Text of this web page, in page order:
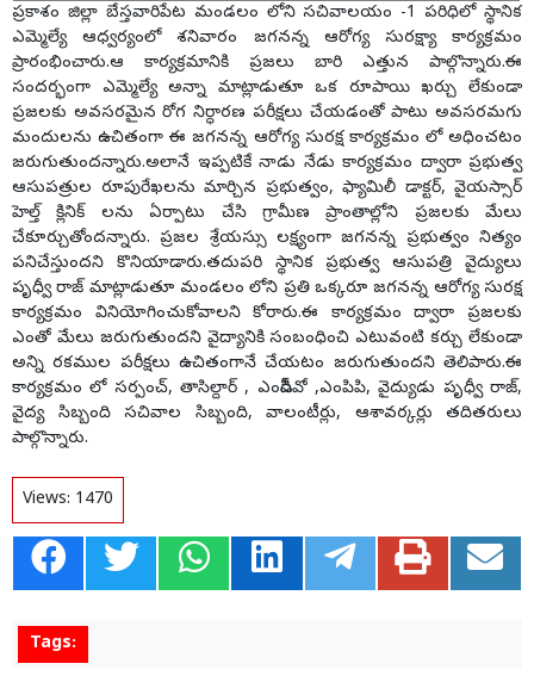
ప్రకాశం జిల్లా బేస్తవారిపేట మండలం లోని సచివాలయం -1 పరిధిలో స్థానిక
ఎమ్మెల్యే ఆధ్వర్యంలో శనివారం జగనన్న ఆరోగ్య సురక్ష్యా కార్యక్రమం
ప్రారంభించారు.ఆ కార్యక్రమానికి ప్రజలు బారి ఎత్తున పాల్గొన్నారు.ఈ
సందర్భంగా ఎమ్మెల్యే అన్నా మాట్లాడుతూ ఒక రూపాయి ఖర్చు లేకుండా
ప్రజలకు అవసరమైన రోగ నిర్ధారణ పరీక్షలు చేయడంతో పాటు అవసరమగు
మందులను ఉచితంగా ఈ జగనన్న ఆరోగ్య సురక్ష కార్యక్రమం లో అధించటం
జరుగుతుందన్నారు.అలానే ఇప్పటికే నాడు నేడు కార్యక్రమం ద్వారా ప్రభుత్వ
ఆసుపత్రుల రూపురేఖలను మార్చిన ప్రభుత్వం, ఫ్యామిలీ డాక్టర్, వైయస్సార్
హెల్త్ క్లినిక్ లను ఏర్పాటు చేసి గ్రామీణ ప్రాంతాల్లోని ప్రజలకు మేలు
చేకూర్చుతోందన్నారు. ప్రజల శ్రేయస్సు లక్ష్యంగా జగనన్న ప్రభుత్వం నిత్యం
పనిచేస్తుందని కొనియాడారు.తదుపరి స్థానిక ప్రభుత్వ ఆసుపత్రి వైద్యులు
పృధ్వీ రాజ్ మాట్లాడుతూ మండలం లోని ప్రతి ఒక్కరూ జగనన్న ఆరోగ్య సురక్ష
కార్యక్రమం వినియోగించుకోవాలని కోరారు.ఈ కార్యక్రమం ద్వారా ప్రజలకు
ఎంతో మేలు జరుగుతుందని వైద్యానికి సంబంధించి ఎటువంటి కర్చు లేకుండా
అన్ని రకముల పరీక్షలు ఉచితంగానే చేయటం జరుగుతుందని తెలిపారు.ఈ
కార్యక్రమం లో సర్పంచ్, తాసిల్దార్ , ఎంపీడీవో ,ఎంపిపి, వైద్యుడు పృధ్వీ రాజ్,
వైద్య సిబ్బంది సచివాల సిబ్బంది, వాలంటీర్లు, ఆశావర్కర్లు తదితరులు
పాల్గొన్నారు.
Views: 1470
Tags: